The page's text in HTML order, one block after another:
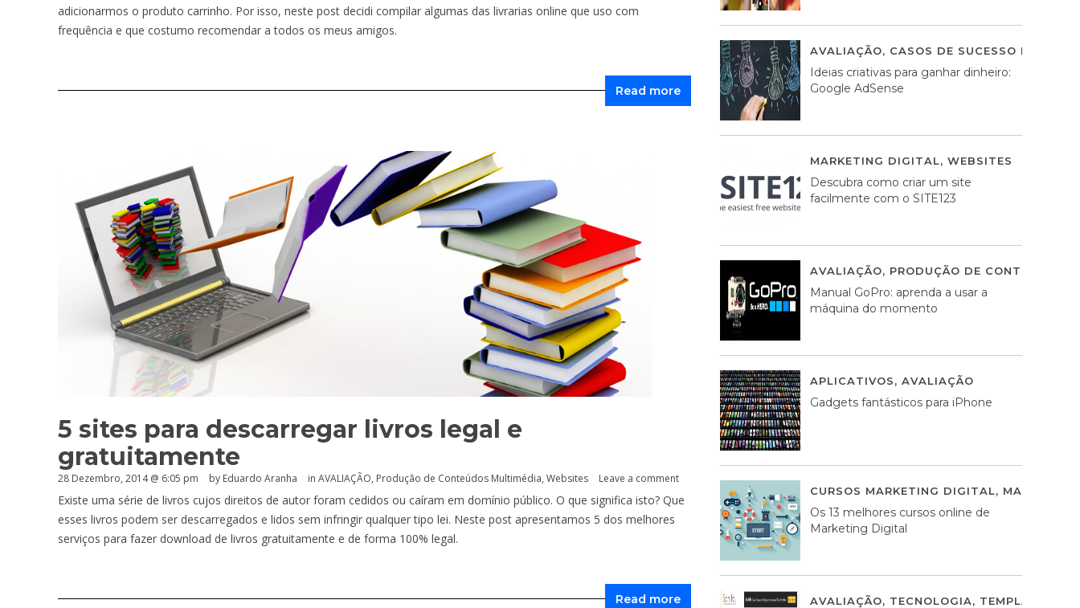
adicionarmos o produto carrinho. Por isso, neste post decidi compilar algumas das livrarias online que uso com
frequência e que costumo recomendar a todos os meus amigos.
Read more
5 sites para descarregar livros legal e
gratuitamente
28 Dezembro, 2014 @ 6:05 pm by Eduardo Aranha in AVALIAÇÃO, Produção de Conteúdos Multimédia, Websites Leave a comment
Existe uma série de livros cujos direitos de autor foram cedidos ou caíram em domínio público. O que significa isto? Que
esses livros podem ser descarregados e lidos sem infringir qualquer tipo lei. Neste post apresentamos 5 dos melhores
serviços para fazer download de livros gratuitamente e de forma 100% legal.
Read more
AVALIAÇÃO, CASOS DE SUCESSO DE
Ideias criativas para ganhar dinheiro:
Google AdSense
MARKETING DIGITAL, WEBSITES
Descubra como criar um site
facilmente com o SITE123
AVALIAÇÃO, PRODUÇÃO DE CONTEÚDOS
Manual GoPro: aprenda a usar a
máquina do momento
APLICATIVOS, AVALIAÇÃO
Gadgets fantásticos para iPhone
CURSOS MARKETING DIGITAL,
Os 13 melhores cursos online de
Marketing Digital
AVALIAÇÃO, TECNOLOGIA, TEMPLATES